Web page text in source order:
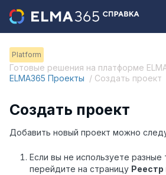
Platform
Готовые решения на платформе
ELMA365 Проекты / Создать проект
Создать проект
Добавить новый проект можно
Если вы не используете разные
перейдите на страницу Реестр